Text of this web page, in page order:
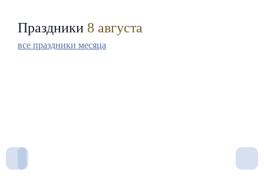
Праздники 8 августа
все праздники месяца